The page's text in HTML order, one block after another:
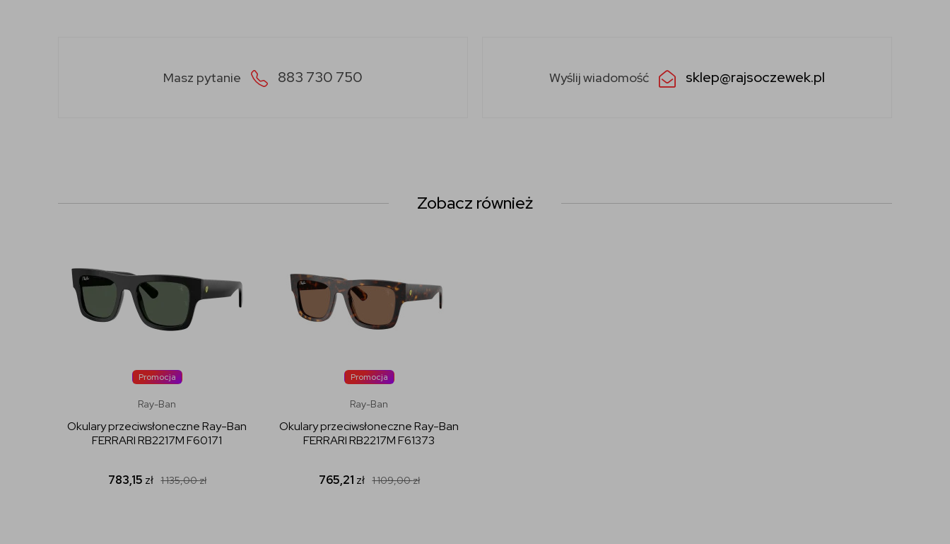
Masz pytanie 883 730 750 Wyślij wiadomość sklep@rajsoczewek.pl
Zobacz również
Promocja
Ray-Ban
Okulary przeciwsłoneczne Ray-Ban
FERRARI RB2217M F60171
783,15 zł 1 135,00zł
Promocja
Ray-Ban
Okulary przeciwsłoneczne Ray-Ban
FERRARI RB2217M F61373
765,21 zł 1 109,00zł